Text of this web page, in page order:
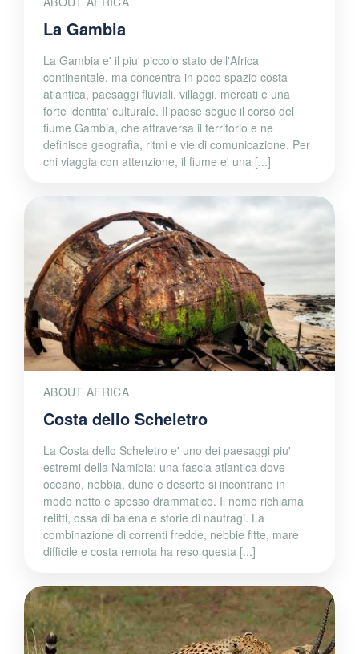
La Gambia
La Gambia e' il piu' piccolo stato dell'Africa
continentale, ma concentra in poco spazio costa
atlantica, paesaggi fluviali, villaggi, mercati e una
forte identita' culturale. Il paese segue il corso del
fiume Gambia, che attraversa il territorio e ne
definisce geografia, ritmi e vie di comunicazione. Per
chi viaggia con attenzione, il fiume e' una [...]
ABOUT AFRICA
Costa dello Scheletro
La Costa dello Scheletro e' uno dei paesaggi piu'
estremi della Namibia: una fascia atlantica dove
oceano, nebbia, dune e deserto si incontrano in
modo netto e spesso drammatico. Il nome richiama
relitti, ossa di balena e storie di naufragi. La
combinazione di correnti fredde, nebbie fitte, mare
difficile e costa remota ha reso questa [...]